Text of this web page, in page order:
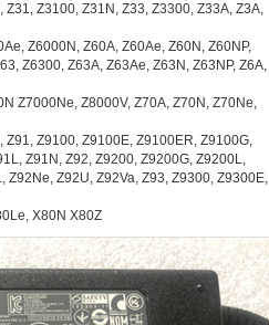
Z3100, Z31N, Z33, Z3300, Z33A, Z3A,
Z6000N, Z60A, Z60Ae, Z60N, Z60NP,
Z6300, Z63A, Z63Ae, Z63N, Z63NP, Z6A,
Z7000Ne, Z8000V, Z70A, Z70N, Z70Ne,
Z9100, Z9100E, Z9100ER, Z9100G,
Z91N, Z92, Z9200, Z9200G, Z9200L,
Z92Ne, Z92U, Z92Va, Z93, Z9300, Z9300E,
X80N X80Z